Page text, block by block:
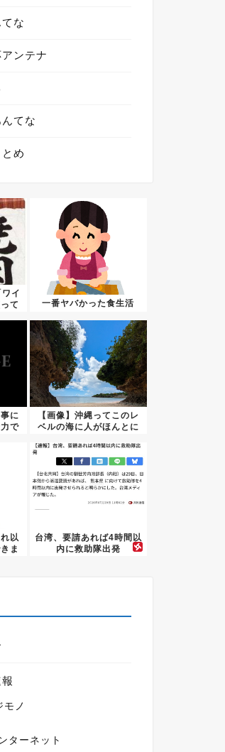
な
ンテナ
てな
め
イ
て
一番ヤバかった食生活
に
で
【画像】沖縄ってこのレ
ベルの海に人がほんとに
以
ま
台湾、要請あれば4時間以
内に救助隊出発
モノ
ターネット